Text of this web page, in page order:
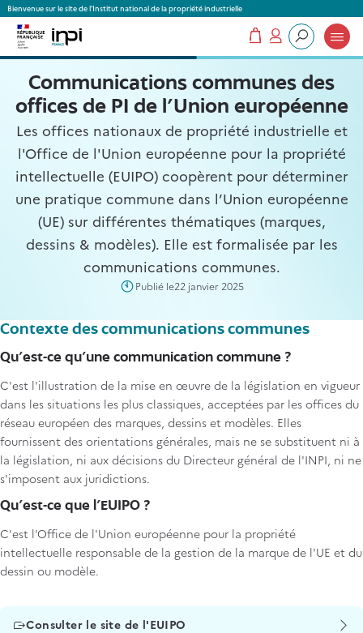
Bienvenue sur le site de l'Institut national de la propriété industrielle
Que recherchez-vous ?
Mon compte
Mon panier
Communications communes des
offices de PI de l'Union européenne
Les offices nationaux de propriété industrielle et
l'Office de l'Union européenne pour la propriété
intellectuelle (EUIPO) coopèrent pour déterminer
une pratique commune dans l’Union européenne
(UE) sur différentes thématiques (marques,
dessins & modèles). Elle est formalisée par les
communications communes.
Publié le22 janvier 2025
Contexte des communications communes
Qu’est-ce qu’une communication commune ?
C'est l'illustration de la mise en œuvre de la législation en vigueur
dans les situations les plus classiques, acceptées par les offices du
réseau européen des marques, dessins et modèles. Elles
fournissent des orientations générales, mais ne se substituent ni à
la législation, ni aux décisions du Directeur général de l'INPI, ni ne
s'imposent aux juridictions.
Qu’est-ce que l’EUIPO ?
C'est l'Office de l'Union européenne pour la propriété
intellectuelle responsable de la gestion de la marque de l'UE et du
dessin ou modèle.
Titre
Consulter le site de l'EUIPO
Panneau de gestion des cookies